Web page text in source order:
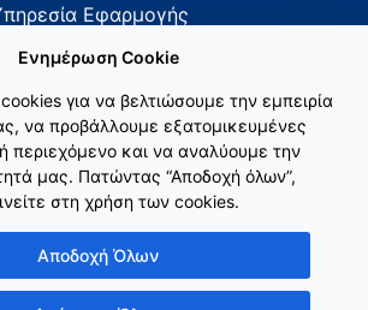
Εφαρμογής
Δίκτυο ΚΑΠ
Ενημέρωση Cookie
για να βελτιώσουμε την εμπειρία
να προβάλλουμε εξατομικευμένες
περιεχόμενο και να αναλύουμε την
μας. Πατώντας “Αποδοχή όλων”,
στη χρήση των cookies.
Αποδοχή Όλων